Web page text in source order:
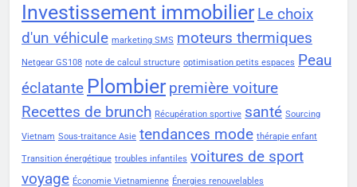
Investissement immobilier Le choix
d'un véhicule marketing SMS moteurs thermiques
Netgear GS108 note de calcul structure optimisation petits espaces Peau
éclatante Plombier première voiture
Recettes de brunch Récupération sportive santé Sourcing
Vietnam Sous-traitance Asie tendances mode thérapie enfant
Transition énergétique troubles infantiles voitures de sport
voyage Économie Vietnamienne Énergies renouvelables